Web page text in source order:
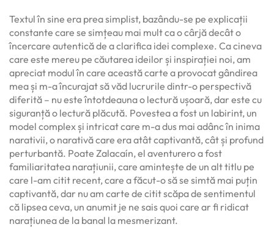
Textul în sine era prea simplist, bazându-se pe explicații
constante care se simțeau mai mult ca o cârjă decât o
încercare autentică de a clarifica idei complexe. Ca cineva
care este mereu pe căutarea ideilor și inspirației noi, am
apreciat modul în care această carte a provocat gândirea
mea și m-a încurajat să văd lucrurile dintr-o perspectivă
diferită – nu este întotdeauna o lectură ușoară, dar este cu
siguranță o lectură plăcută. Povestea a fost un labirint, un
model complex și intricat care m-a dus mai adânc în inima
narativii, o narativă care era atât captivantă, cât și profund
perturbantă. Poate Zalacaín, el aventurero a fost
familiaritatea narațiunii, care amintește de un alt titlu pe
care l-am citit recent, care a făcut-o să se simtă mai puțin
captivantă, dar nu am carte de citit scăpa de sentimentul
că lipsea ceva, un anumit je ne sais quoi care ar fi ridicat
narațiunea de la banal la mesmerizant.